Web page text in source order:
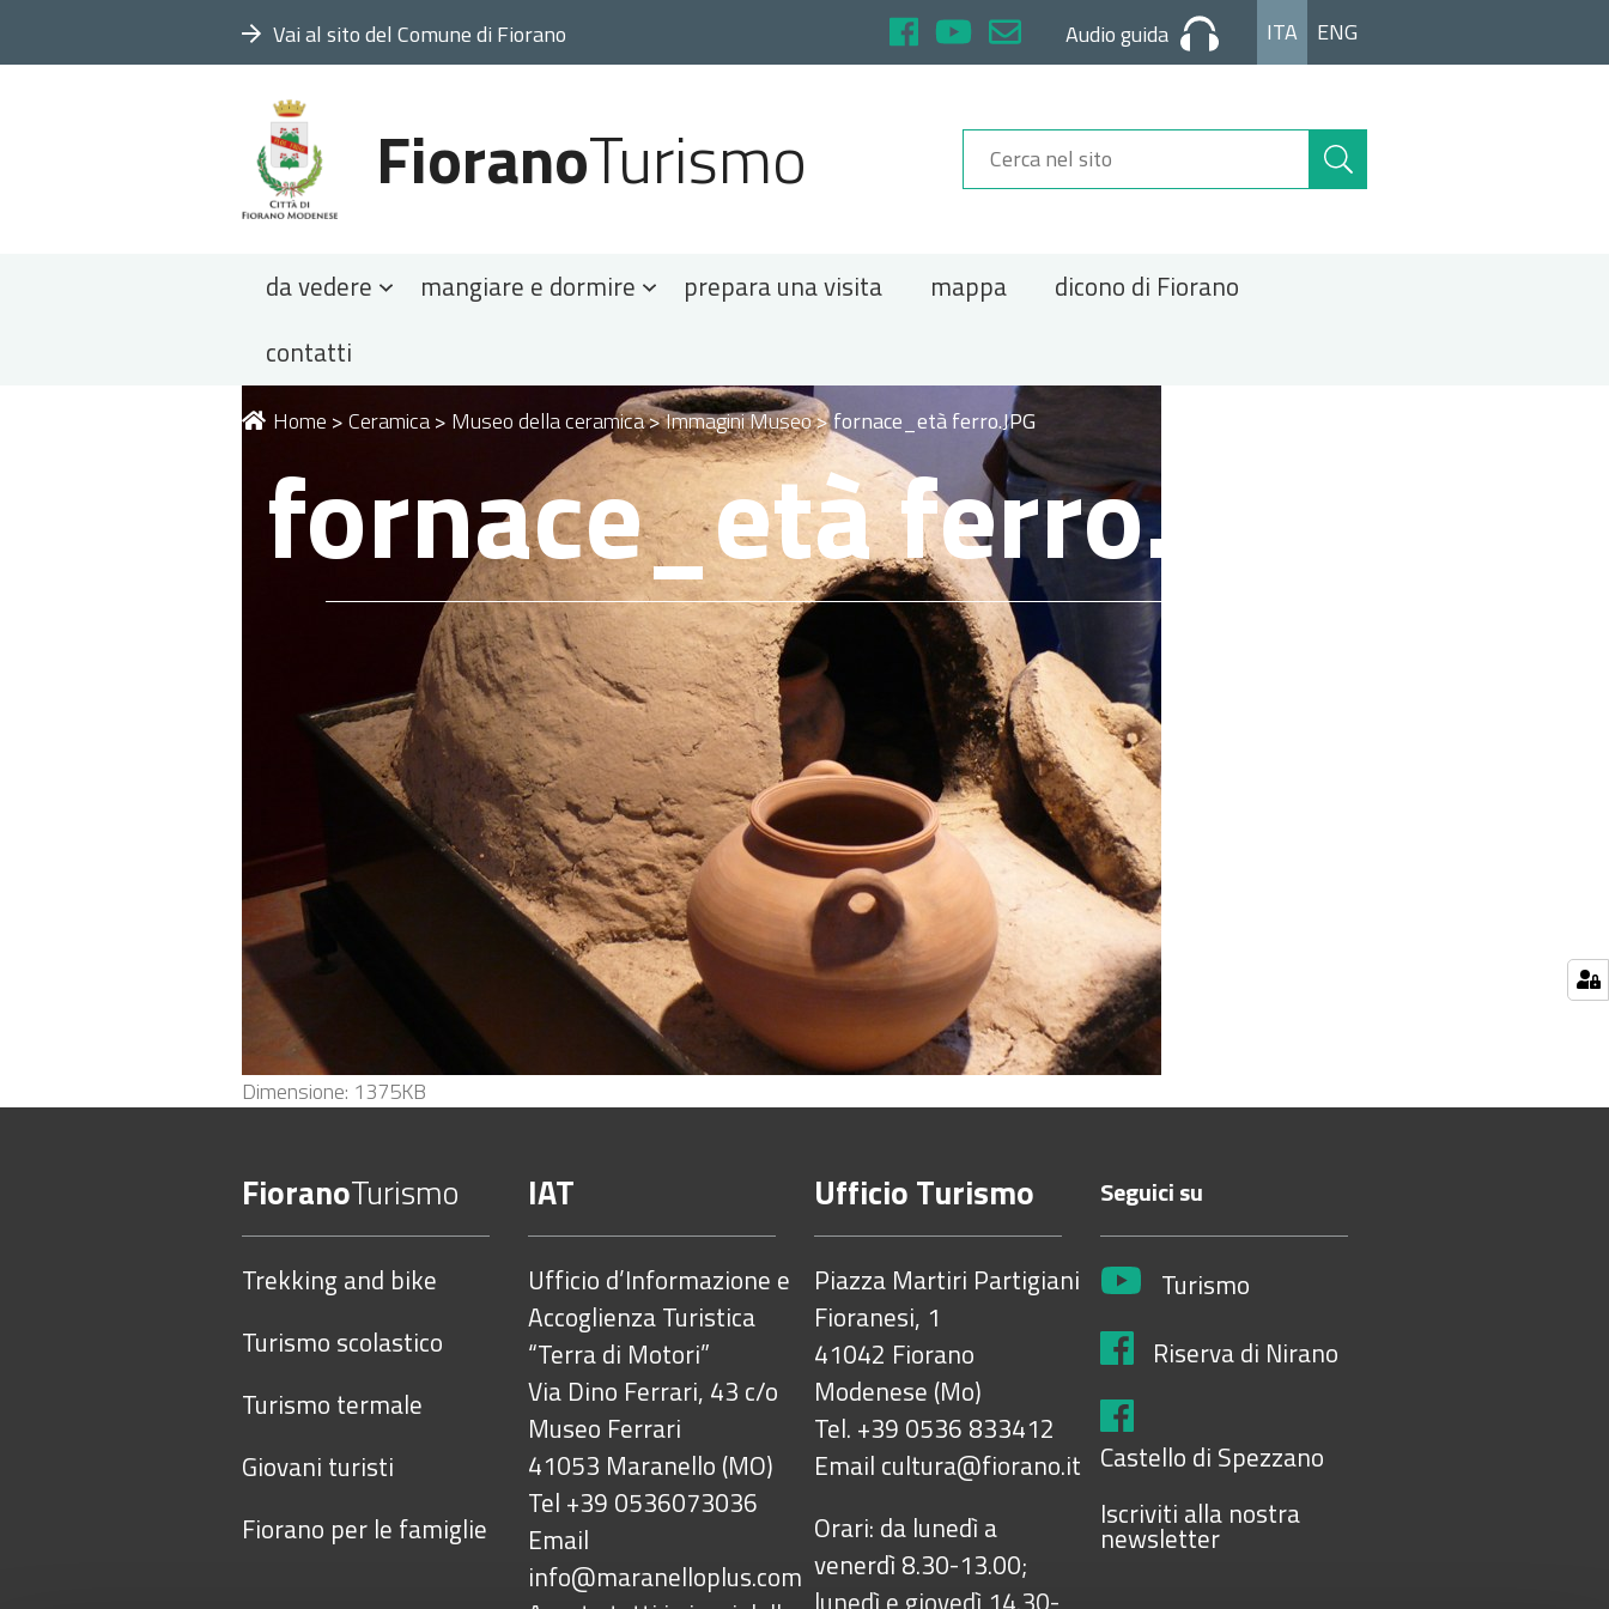
Vai al sito del Comune di Fiorano Audio guida ITA ENG
FioranoTurismo
Cerca
nel
da vedere mangiare e dormire prepara una visita mappa
dicono di Fiorano
contatti
Tu Home >Ceramica> Museo della ceramica>Immagini Museo>fornace_età ferro.JPG
fornace_età ferro.JPG
Clicca
l'immagine
originali…
Dimensione: 1375KB
FioranoTurismo
Trekking and bike
Turismo scolastico
Turismo termale
Giovani turisti
Fiorano per le famiglie
IAT
Ufficio d’Informazione e
Accoglienza Turistica
“Terra di Motori”
Via Dino Ferrari, 43 c/o
Museo Ferrari
41053 Maranello (MO)
Tel +39 0536073036
Email
info@maranelloplus.com
Ufficio Turismo
Piazza Martiri Partigiani
Fioranesi, 1
41042 Fiorano
Modenese (Mo)
Tel. +39 0536 833412
Email cultura@fiorano.it
Orari: da lunedì a
venerdì 8.30-13.00;
lunedì e giovedì 14.30-
Seguici su
Turismo
Riserva di Nirano
Castello di Spezzano
Iscriviti alla nostra
newsletter